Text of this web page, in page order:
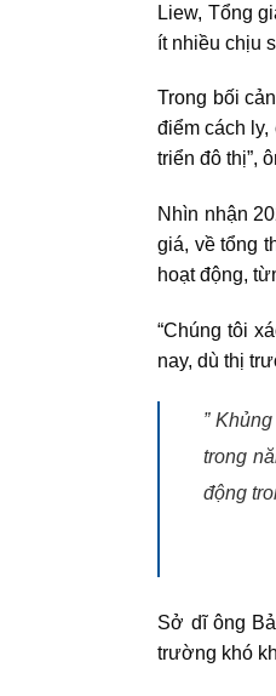
Liew, Tổng
ít nhiều chịu
Trong bối
điểm cách
triển đô thị”,
Nhìn nhận
giá, về tổng
hoạt động,
“Chúng tôi
nay, dù thị
”
trong
động
Sở dĩ ông
trường khó